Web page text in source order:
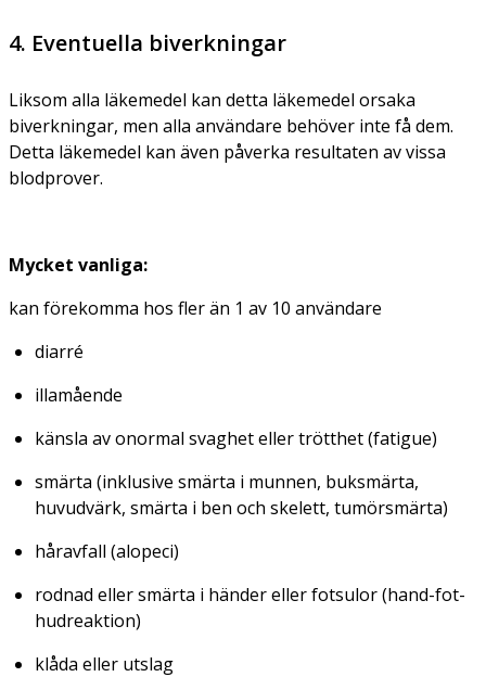
4. Eventuella biverkningar
Liksom alla läkemedel kan detta läkemedel orsaka
biverkningar, men alla användare behöver inte få dem.
Detta läkemedel kan även påverka resultaten av vissa
blodprover.
Mycket vanliga:
kan förekomma hos fler än 1 av 10 användare
diarré
illamående
känsla av onormal svaghet eller trötthet (fatigue)
smärta (inklusive smärta i munnen, buksmärta,
huvudvärk, smärta i ben och skelett, tumörsmärta)
håravfall (alopeci)
rodnad eller smärta i händer eller fotsulor(hand-fot-
hudreaktion)
klåda eller utslag